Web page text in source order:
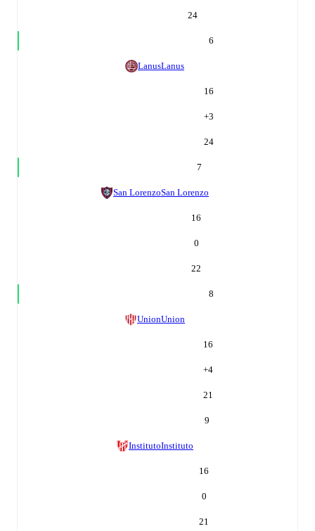
24
6
LanusLanus
16
+3
24
7
San LorenzoSan Lorenzo
16
0
22
8
UnionUnion
16
+4
21
9
InstitutoInstituto
16
0
21